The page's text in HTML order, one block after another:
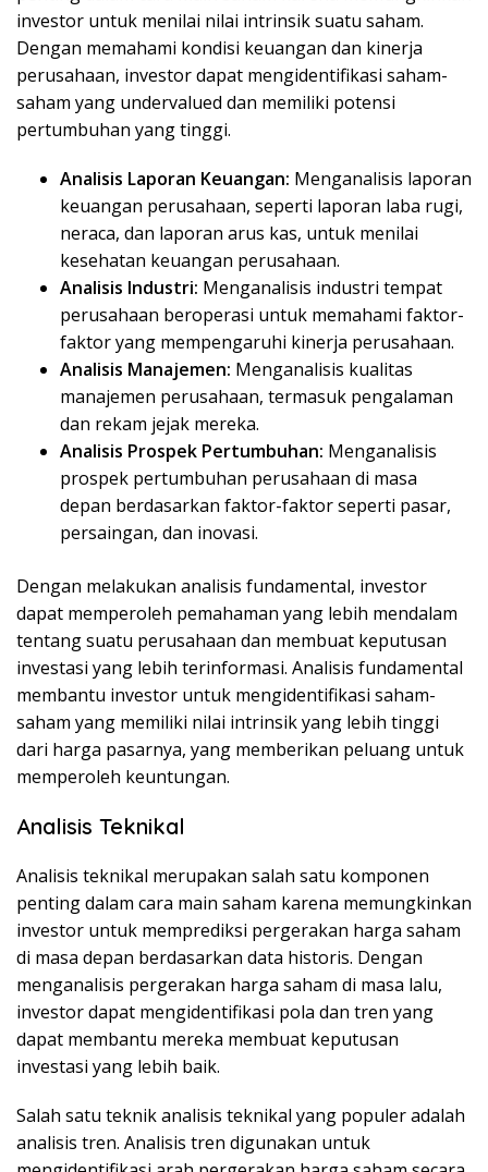
investor untuk menilai nilai intrinsik suatu saham.
Dengan memahami kondisi keuangan dan kinerja
perusahaan, investor dapat mengidentifikasi saham-
saham yang undervalued dan memiliki potensi
pertumbuhan yang tinggi.
Analisis Laporan Keuangan: Menganalisis laporan
keuangan perusahaan, seperti laporan laba rugi,
neraca, dan laporan arus kas, untuk menilai
kesehatan keuangan perusahaan.
Analisis Industri: Menganalisis industri tempat
perusahaan beroperasi untuk memahami faktor-
faktor yang mempengaruhi kinerja perusahaan.
Analisis Manajemen: Menganalisis kualitas
manajemen perusahaan, termasuk pengalaman
dan rekam jejak mereka.
Analisis Prospek Pertumbuhan: Menganalisis
prospek pertumbuhan perusahaan di masa
depan berdasarkan faktor-faktor seperti pasar,
persaingan, dan inovasi.
Dengan melakukan analisis fundamental, investor
dapat memperoleh pemahaman yang lebih mendalam
tentang suatu perusahaan dan membuat keputusan
investasi yang lebih terinformasi. Analisis fundamental
membantu investor untuk mengidentifikasi saham-
saham yang memiliki nilai intrinsik yang lebih tinggi
dari harga pasarnya, yang memberikan peluang untuk
memperoleh keuntungan.
Analisis Teknikal
Analisis teknikal merupakan salah satu komponen
penting dalam cara main saham karena memungkinkan
investor untuk memprediksi pergerakan harga saham
di masa depan berdasarkan data historis. Dengan
menganalisis pergerakan harga saham di masa lalu,
investor dapat mengidentifikasi pola dan tren yang
dapat membantu mereka membuat keputusan
investasi yang lebih baik.
Salah satu teknik analisis teknikal yang populer adalah
analisis tren. Analisis tren digunakan untuk